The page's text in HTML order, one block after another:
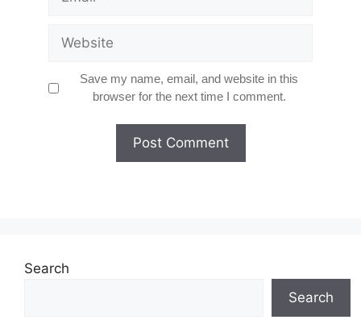
Website
Save my name, email, and website in this
browser for the next time I comment.
Search
Search